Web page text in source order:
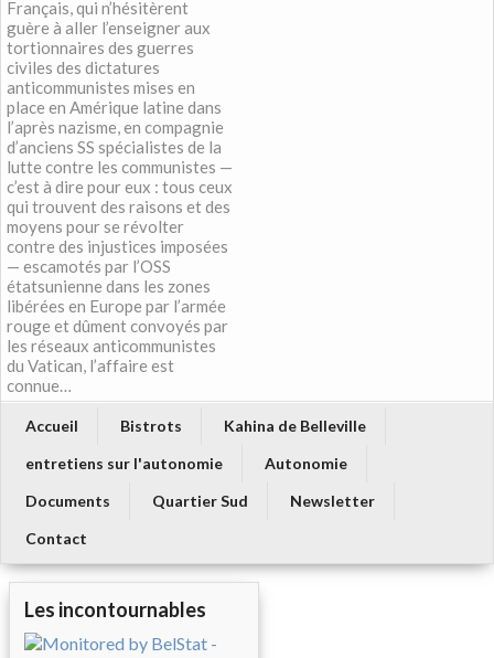
Français, qui n’hésitèrent
guère à aller l’enseigner aux
tortionnaires des guerres
civiles des dictatures
anticommunistes mises en
place en Amérique latine dans
l’après nazisme, en compagnie
d’anciens SS spécialistes de la
lutte contre les communistes —
c’est à dire pour eux : tous ceux
qui trouvent des raisons et des
moyens pour se révolter
contre des injustices imposées
— escamotés par l’OSS
étatsunienne dans les zones
libérées en Europe par l’armée
rouge et dûment convoyés par
les réseaux anticommunistes
du Vatican, l’affaire est
connue…
Accueil Bistrots
Kahina de Belleville
entretiens sur l'autonomie
Autonomie
Documents
Quartier Sud
Newsletter
Contact
Les incontournables